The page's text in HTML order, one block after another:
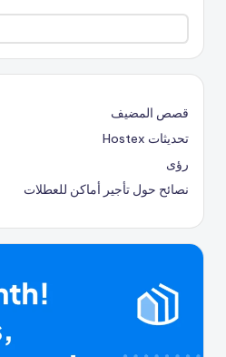
قصص المضيف
تحديثات Hostex
رؤى
نصائح حول تأجير أماكن للعطلات